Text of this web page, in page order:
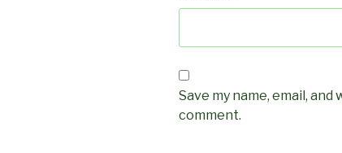
Save my name, email,
comment.